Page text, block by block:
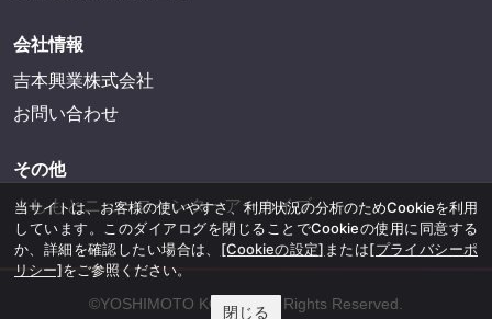
会社情報
吉本興業株式会社
お問い合わせ
その他
よしもとニュースセンターアーカイブ
©YOSHIMOTO KOGYO, All Rights Reserved.
当サイトは、お客様の使いやすさ、利用状況の分析のためCookieを利用
しています。このダイアログを閉じることでCookieの使用に同意する
か、詳細を確認したい場合は、 [Cookieの設定] または[プライバシーポ
リシー]をご参照ください。
閉じる